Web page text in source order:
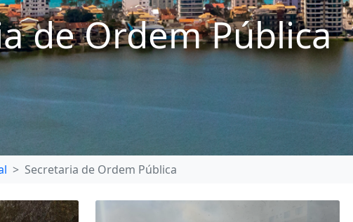
de Ordem Pública
Secretaria de Ordem Pública